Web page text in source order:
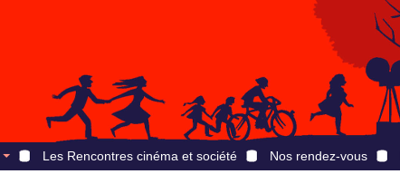
Les Rencontres cinéma et société Nos rendez-vous